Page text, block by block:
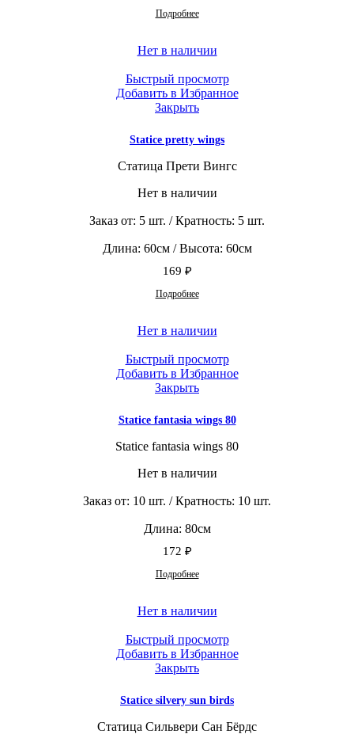
Подробнее
Нет в наличии
Быстрый просмотр
Добавить в Избранное
Закрыть
Statice pretty wings
Статица Прети Вингс
Нет в наличии
Заказ от: 5 шт. / Кратность: 5 шт.
Длина: 60см / Высота: 60см
169 ₽
Подробнее
Нет в наличии
Быстрый просмотр
Добавить в Избранное
Закрыть
Statice fantasia wings 80
Statice fantasia wings 80
Нет в наличии
Заказ от: 10 шт. / Кратность: 10 шт.
Длина: 80см
172 ₽
Подробнее
Нет в наличии
Быстрый просмотр
Добавить в Избранное
Закрыть
Statice silvery sun birds
Статица Сильвери Сан Бёрдс